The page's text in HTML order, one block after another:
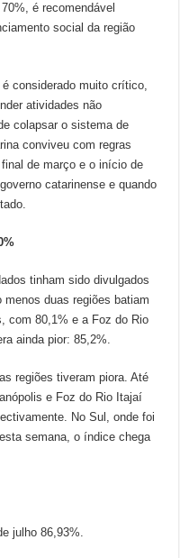
é recomendável
social da região
considerado muito crítico,
atividades não
colapsar o sistema de
conviveu com regras
de março e o início de
catarinense e quando
tinham sido divulgados
menos duas regiões batiam
com 80,1% e a Foz do Rio
ainda pior: 85,2%.
regiões tiveram piora. Até
e Foz do Rio Itajaí
No Sul, onde foi
semana, o índice chega
julho 86,93%.